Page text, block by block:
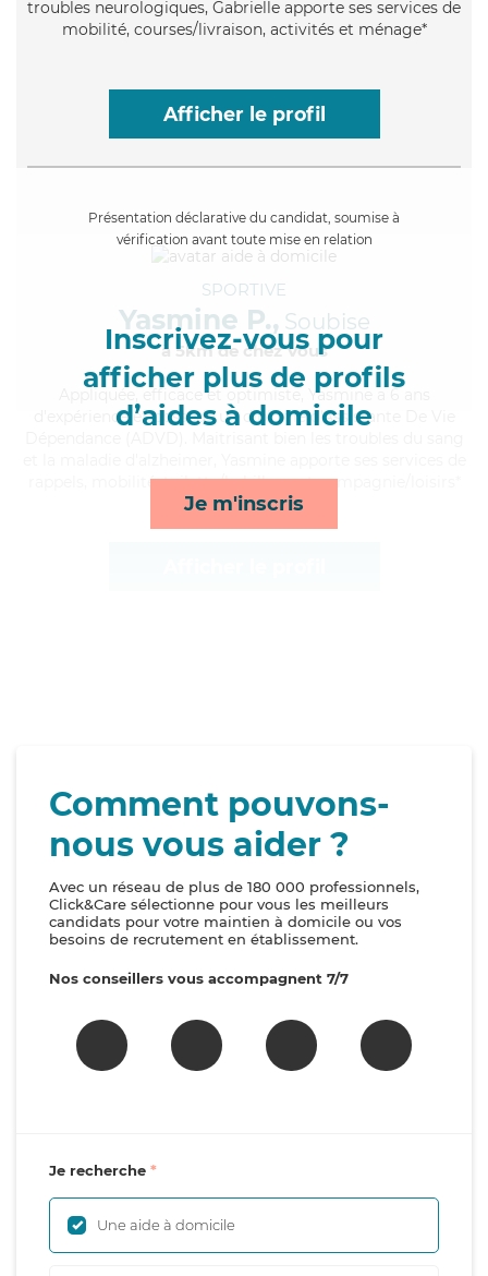
troubles neurologiques, Gabrielle apporte ses services de
mobilité, courses/livraison, activités et ménage*
Afficher le profil
Présentation déclarative du candidat, soumise à
vérification avant toute mise en relation
Inscrivez-vous pour
afficher plus de profils
d’aides à domicile
Je m'inscris
SPORTIVE
Yasmine P., Soubise
à 5km de chez Vous
, efficace et optimiste, Yasmine a 6 ans
d'expérience et possède un diplôme d'Assistante De Vie
rappels, mobilité, toilette/habillage et compagnie/loisirs*
Comment pouvons-
nous vous aider ?
Avec un réseau de plus de 180 000 professionnels,
Click&Care sélectionne pour vous les meilleurs
candidats pour votre maintien à domicile ou vos
besoins de recrutement en établissement.
Nos conseillers vous accompagnent 7/7
Je recherche
Une aide à domicile